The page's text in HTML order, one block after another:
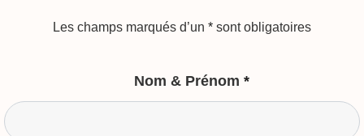
Les champs marqués d’un * sont obligatoires
Nom & Prénom *